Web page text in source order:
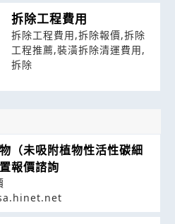
拆除工程費用
拆除工程費用,拆除報價,拆除
工程推薦,裝潢拆除清運費用,
拆除
（未吸附植物性活性碳細
報價諮詢